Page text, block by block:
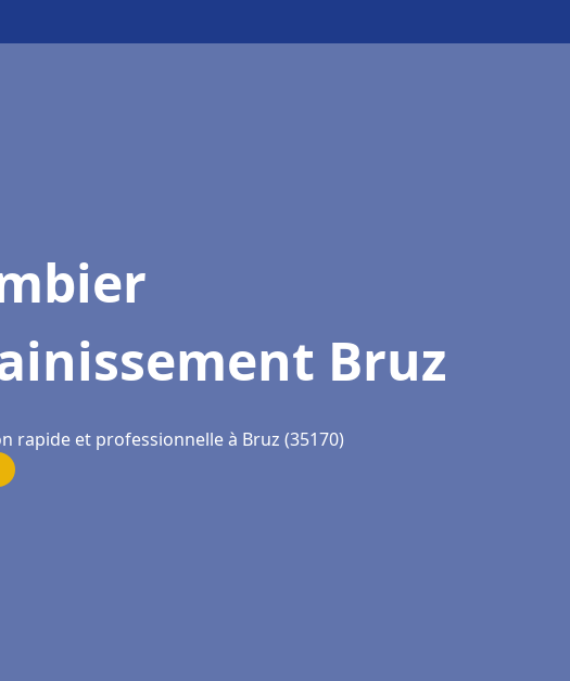
Bruz
rapide et professionnelle à Bruz (35170)